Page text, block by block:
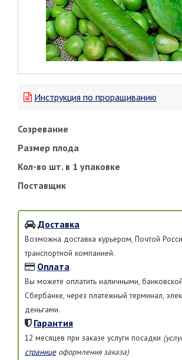
Инструкция по проращиванию
Созревание
Размер плода
Кол-во шт. в 1 упаковке
Поставщик
Доставка
Возможна доставка курьером, Почтой
транспортной компанией.
Оплата
Вы можете оплатить наличными,
Сбербанке, через платежный терминал,
деньгами.
Гарантия
12 месяцев при заказе услуги посадки
страницеоформления заказа)